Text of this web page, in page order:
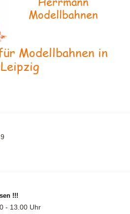
Modellbahnen
Modellbahnen in
Leipzig
!!!
- 13.00 Uhr